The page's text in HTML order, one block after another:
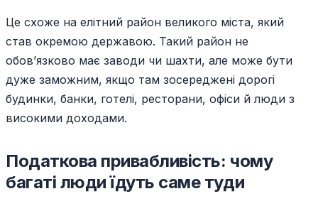
Це схоже на елітний район великого міста, який
став окремою державою. Такий район не
обов’язково має заводи чи шахти, але може бути
дуже заможним, якщо там зосереджені дорогі
будинки, банки, готелі, ресторани, офіси й люди з
високими доходами.
Податкова привабливість: чому
багаті люди їдуть саме туди